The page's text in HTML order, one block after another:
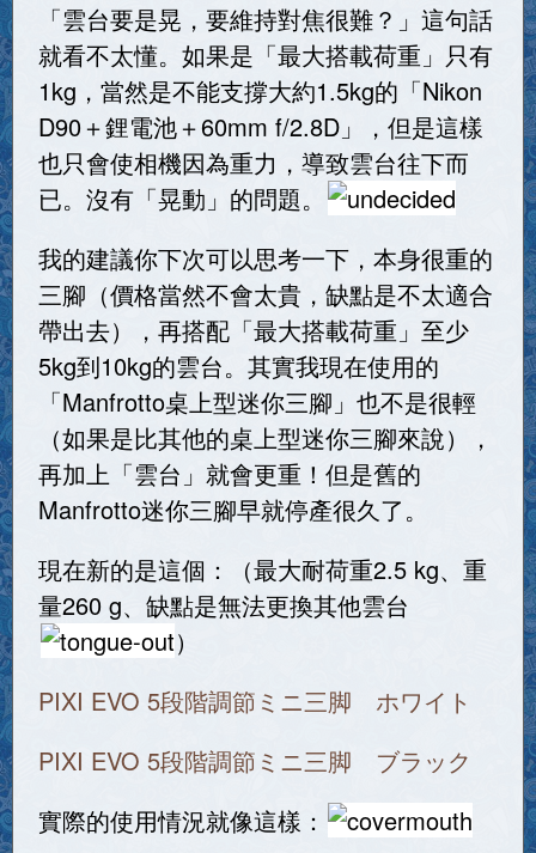
「雲台要是晃，要維持對焦很難？」這句話
就看不太懂。如果是「最大搭載荷重」只有
1kg，當然是不能支撐大約1.5kg的「Nikon
D90＋鋰電池＋60mm f/2.8D」，但是這樣
也只會使相機因為重力，導致雲台往下而
已。沒有「晃動」的問題。
我的建議你下次可以思考一下，本身很重的
三腳（價格當然不會太貴，缺點是不太適合
帶出去），再搭配「最大搭載荷重」至少
5kg到10kg的雲台。其實我現在使用的
「Manfrotto桌上型迷你三腳」也不是很輕
（如果是比其他的桌上型迷你三腳來說），
再加上「雲台」就會更重！但是舊的
Manfrotto迷你三腳早就停產很久了。
現在新的是這個：（最大耐荷重2.5 kg、重
量260 g、缺點是無法更換其他雲台
）
PIXI EVO 5段階調節ミニ三脚 ホワイト
PIXI EVO 5段階調節ミニ三脚 ブラック
實際的使用情況就像這樣：